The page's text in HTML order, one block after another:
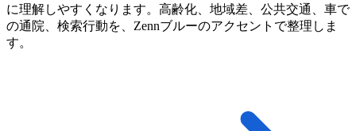
に理解しやすくなります。高齢化、地域差、公共交通、車で
の通院、検索行動を、Zennブルーのアクセントで整理しま
す。